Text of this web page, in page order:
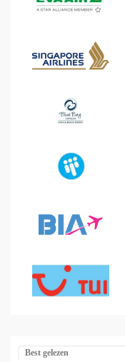
Best gelezen